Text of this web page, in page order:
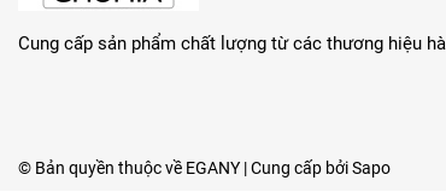
Cung cấp sản phẩm chất lượng từ các thương hiệu
© Bản quyền thuộc về EGANY | Cung cấp bởiSapo